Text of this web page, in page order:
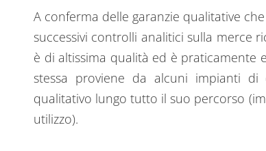
A conferma delle garanzie qualitative
successivi controlli analitici sulla merce
è di altissima qualità ed è praticamente
stessa proviene da alcuni impianti di
qualitativo lungo tutto il suo percorso
utilizzo).